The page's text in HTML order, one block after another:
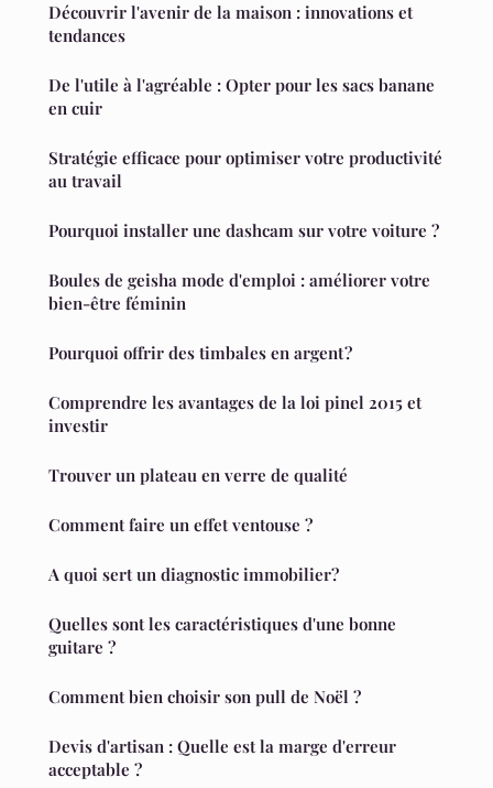
Découvrir l'avenir de la maison : innovations et
tendances
De l'utile à l'agréable : Opter pour les sacs banane
en cuir
Stratégie efficace pour optimiser votre productivité
au travail
Pourquoi installer une dashcam sur votre voiture ?
Boules de geisha mode d'emploi : améliorer votre
bien-être féminin
Pourquoi offrir des timbales en argent ?
Comprendre les avantages de la loi pinel 2015 et
investir
Trouver un plateau en verre de qualité
Comment faire un effet ventouse ?
A quoi sert un diagnostic immobilier?
Quelles sont les caractéristiques d'une bonne
guitare ?
Comment bien choisir son pull de Noël ?
Devis d'artisan : Quelle est la marge d'erreur
acceptable ?